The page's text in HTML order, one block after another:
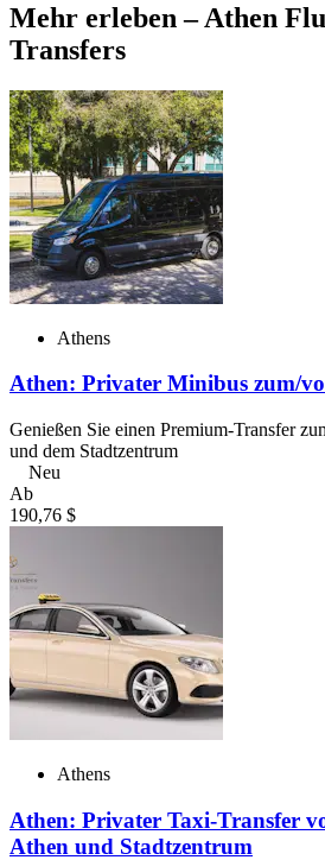
Mehr erleben – Athen
Transfers
Athens
Athen: Privater Minibus zum/
Genießen Sie einen Premium-Transfer
und dem Stadtzentrum
Neu
Ab
190,76 $
Athens
Athen: Privater Taxi-Transfer
Athen und Stadtzentrum